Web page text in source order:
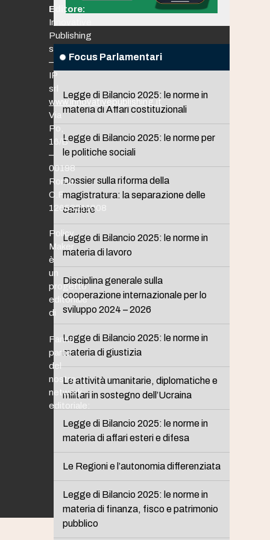
Focus Parlamentari
Legge di Bilancio 2025: le norme in
materia di Affari costituzionali
Legge di Bilancio 2025: le norme per
le politiche sociali
Dossier sulla riforma della
magistratura: la separazione delle
carriere
Legge di Bilancio 2025: le norme in
materia di lavoro
Disciplina generale sulla
cooperazione internazionale per lo
sviluppo 2024 – 2026
Legge di Bilancio 2025: le norme in
materia di giustizia
Le attività umanitarie, diplomatiche e
militari in sostegno dell’Ucraina
Legge di Bilancio 2025: le norme in
materia di affari esteri e difesa
Le Regioni e l’autonomia differenziata
Legge di Bilancio 2025: le norme in
materia di finanza, fisco e patrimonio
pubblico
Editore:
Innovative
Publishing
srl
–
IP
srl
www.innovativepublishing.it
Via
Po,
16/B
–
00198
Roma
C.F.
12653211008
Policy
Maker
è
un
progetto
editoriale
di
Fanno
parte
del
nostro
network
editoriale: